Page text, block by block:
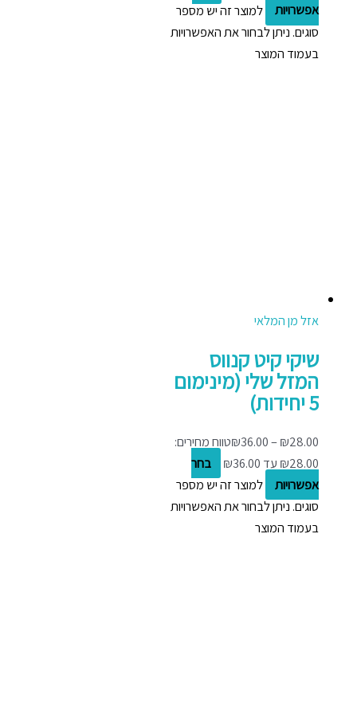
אפשרויות
למוצר זה יש מספר
סוגים. ניתן לבחור את האפשרויות
בעמוד המוצר
אזל מן המלאי
שיקי קיט קנווס
המזל שלי (מינימום
5 יחידות)
₪28.00
–
₪36.00 טווח מחירים:
בחר
אפשרויות
למוצר זה יש מספר
סוגים. ניתן לבחור את האפשרויות
בעמוד המוצר